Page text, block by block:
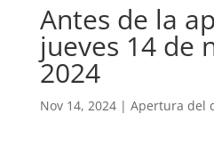
Antes de la
jueves 14 de
2024
Nov 14, 2024| Apertura del